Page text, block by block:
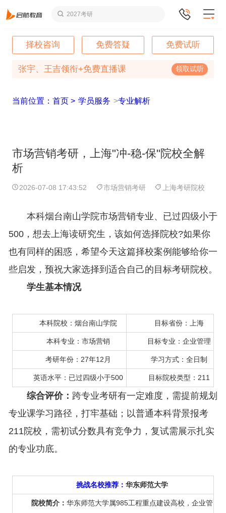
2027考研
择校咨询 免费答疑 免费试听
张宇、王吉领衔+免费直播课 领取试听
当前位置：首页 > 学员服务 >专业解析
市场营销考研，上海"冲-稳-保"院校全解
析
2026-07-08 17:43:52 市场营销考研 上海考研院校
本科烟台南山学院市场营销专业、已过四级小于
500，想去上海读研究生，该如何选择院校?如果你
也有同样的困惑，希望今天这篇择校案例能够给你一
些启发，预祝大家选择到适合自己的目标考研院校。
学生基本情况
本科院校：烟台南山学院 目标省份：上海
本科专业：市场营销 目标专业：企业管理
考研年份：27年12月 学习方式：全日制
英语水平：已过四级小于500 目标院校类型：211
综合评价： 跨专业考研有一定难度，需提前规划
专业课学习路径，打牢基础；以普通本科背景报考
211院校，需初试分数具有竞争力，复试需展示扎实
的专业功底。
挑战名校推荐： 华东师范大学
院校简介： 华东师范大学属985工程重点建设高校，企业管